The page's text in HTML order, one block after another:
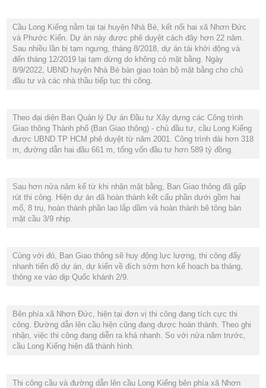
Cầu Long Kiểng nằm tại tại huyện Nhà Bè, kết nối hai xã Nhơn Đức
và Phước Kiển. Dự án này được phê duyệt cách đây hơn 22 năm.
Sau nhiều lần bị tạm ngưng, tháng 8/2018, dự án tái khởi động và
đến tháng 12/2019 lại tạm dừng do không có mặt bằng. Ngày
8/9/2022, UBND huyện Nhà Bè bàn giao toàn bộ mặt bằng cho chủ
đầu tư và các nhà thầu tiếp tục thi công.
Theo đại diện Ban Quản lý Dự án Đầu tư Xây dựng các Công trình
Giao thông Thành phố (Ban Giao thông) - chủ đầu tư, cầu Long Kiểng
được UBND TP HCM phê duyệt từ năm 2001. Công trình dài hơn 318
m, đường dẫn hai đầu 661 m, tổng vốn đầu tư hơn 589 tỷ đồng.
Sau hơn nửa năm kể từ khi nhận mặt bằng, Ban Giao thông đã gấp
rút thi công. Hiện dự án đã hoàn thành kết cấu phần dưới gồm hai
mố, 8 trụ, hoàn thành phần lao lắp dầm và hoàn thành bê tông bản
mặt cầu 3/9 nhịp.
Cùng với đó, Ban Giao thông sẽ huy động lực lượng, thi công đẩy
nhanh tiến độ dự án, dự kiến về đích sớm hơn kế hoạch ba tháng,
thông xe vào dịp Quốc khánh 2/9.
Bên phía xã Nhơn Đức, hiện tại đơn vị thi công đang tích cực thi
công. Đường dẫn lên cầu hiện cũng đang được hoàn thành. Theo ghi
nhận, việc thi công đang diễn ra khá nhanh. So với nửa năm trước,
cầu Long Kiểng hiện đã thành hình.
Thi công cầu và đường dẫn lên cầu Long Kiểng bên phía xã Nhơn